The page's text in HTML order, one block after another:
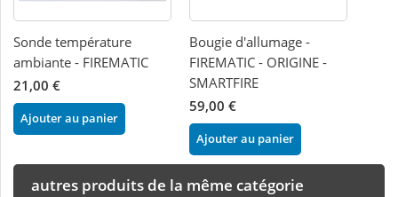
Sonde température
ambiante - FIREMATIC
21,00 €
Ajouter au panier
Bougie d'allumage -
FIREMATIC - ORIGINE -
SMARTFIRE
59,00 €
Ajouter au panier
autres produits de la même catégorie